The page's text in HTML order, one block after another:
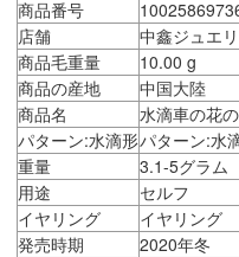
商品番号
店舗
中鑫ジュエ
商品毛重量
10.00 g
商品の産地
中国大陸
商品名
水滴車の花
パターン:水滴形パターン:水
重量
3.1-5グラム
用途
セルフ
イヤリング
イヤリング
発売時期
2020年冬